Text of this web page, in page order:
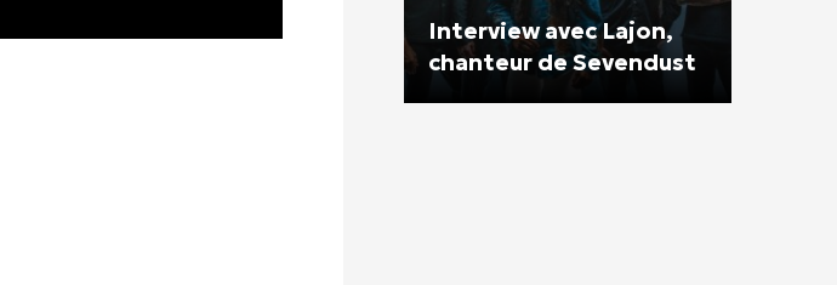
Interview avec Lajon,
chanteur de Sevendust